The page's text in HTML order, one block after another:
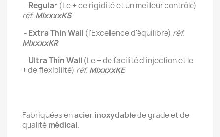
- Regular (Le + de rigidité et un meilleur contrôle)
réf.MIxxxxKS
- Extra Thin Wall (l'Excellence d'équilibre) réf.
MIxxxxKR
- Ultra Thin Wall (Le + de facilité d'injection et le
+ de flexibilité) réf.MIxxxxKE
Fabriquées enacier inoxydablede grade et de
qualitémédical.